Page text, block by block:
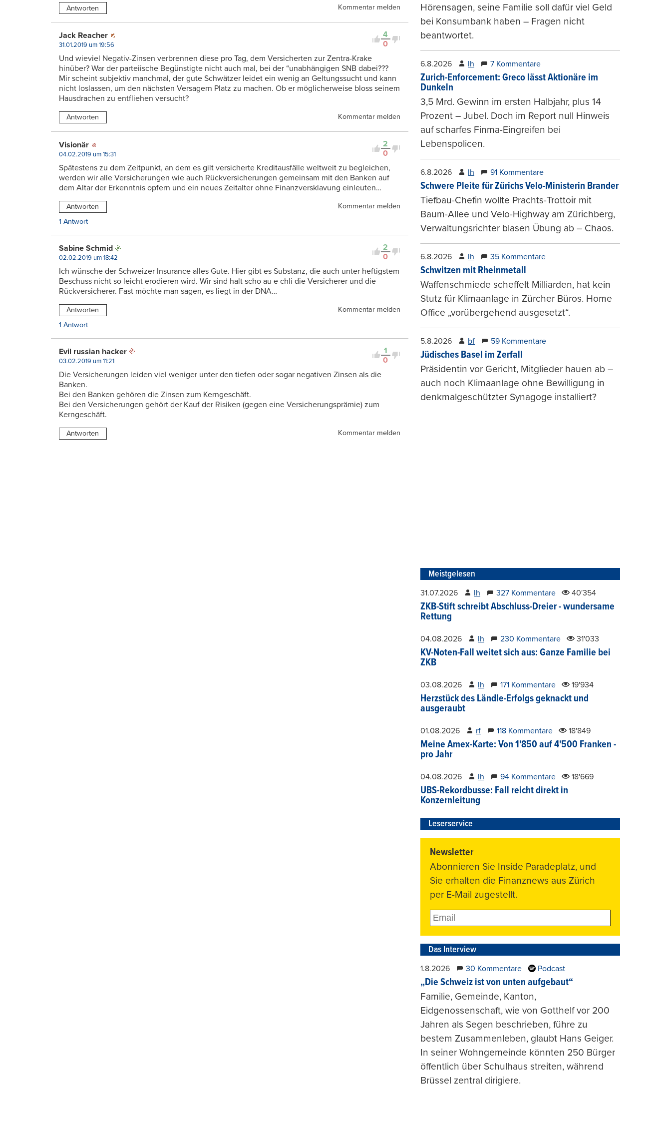
Antworten Kommentar melden
4
0
Jack Reacher
31.01.2019 um 19:56
Und wieviel Negativ-Zinsen verbrennen diese pro Tag, dem Versicherten zur Zentra-Krake
hinüber? War der parteiische Begünstigte nicht auch mal, bei der “unabhängigen SNB dabei???
Mir scheint subjektiv manchmal, der gute Schwätzer leidet ein wenig an Geltungssucht und kann
nicht loslassen, um den nächsten Versagern Platz zu machen. Ob er möglicherweise bloss seinem
Hausdrachen zu entfliehen versucht?
Antworten Kommentar melden
2
0
Visionär
04.02.2019 um 15:31
Spätestens zu dem Zeitpunkt, an dem es gilt versicherte Kreditausfälle weltweit zu begleichen,
werden wir alle Versicherungen wie auch Rückversicherungen gemeinsam mit den Banken auf
dem Altar der Erkenntnis opfern und ein neues Zeitalter ohne Finanzversklavung einleuten…
Antworten
Kommentar melden
1 Antwort
2
0
Sabine Schmid
02.02.2019 um 18:42
Ich wünsche der Schweizer Insurance alles Gute. Hier gibt es Substanz, die auch unter heftigstem
Beschuss nicht so leicht erodieren wird. Wir sind halt scho au e chli die Versicherer und die
Rückversicherer. Fast möchte man sagen, es liegt in der DNA…
Antworten
Kommentar melden
1 Antwort
1
0
Evil russian hacker
03.02.2019 um 11:21
Die Versicherungen leiden viel weniger unter den tiefen oder sogar negativen Zinsen als die
Banken.
Bei den Banken gehören die Zinsen zum Kerngeschäft.
Bei den Versicherungen gehört der Kauf der Risiken (gegen eine Versicherungsprämie) zum
Kerngeschäft.
Antworten Kommentar melden
Hörensagen, seine Familie soll dafür viel Geld
bei Konsumbank haben – Fragen nicht
beantwortet.
6.8.2026 lh 7 Kommentare
Zurich-Enforcement: Greco lässt Aktionäre im
Dunkeln
3,5 Mrd. Gewinn im ersten Halbjahr, plus 14
Prozent – Jubel. Doch im Report null Hinweis
auf scharfes Finma-Eingreifen bei
Lebenspolicen.
6.8.2026 lh 91 Kommentare
Schwere Pleite für Zürichs Velo-Ministerin Brander
Tiefbau-Chefin wollte Prachts-Trottoir mit
Baum-Allee und Velo-Highway am Zürichberg,
Verwaltungsrichter blasen Übung ab – Chaos.
6.8.2026 lh 35 Kommentare
Schwitzen mit Rheinmetall
Waffenschmiede scheffelt Milliarden, hat kein
Stutz für Klimaanlage in Zürcher Büros. Home
Office „vorübergehend ausgesetzt“.
5.8.2026 bf 59 Kommentare
Jüdisches Basel im Zerfall
Präsidentin vor Gericht, Mitglieder hauen ab –
auch noch Klimaanlage ohne Bewilligung in
denkmalgeschützter Synagoge installiert?
Meistgelesen
31.07.2026 lh 327 Kommentare 40'354
ZKB-Stift schreibt Abschluss-Dreier - wundersame
Rettung
04.08.2026 lh 230 Kommentare 31'033
KV-Noten-Fall weitet sich aus: Ganze Familie bei
ZKB
03.08.2026 lh 171 Kommentare 19'934
Herzstück des Ländle-Erfolgs geknackt und
ausgeraubt
01.08.2026 rf 118 Kommentare 18'849
Meine Amex-Karte: Von 1'850 auf 4'500 Franken -
pro Jahr
04.08.2026 lh 94 Kommentare 18'669
UBS-Rekordbusse: Fall reicht direkt in
Konzernleitung
Leserservice
Newsletter
Abonnieren Sie Inside Paradeplatz, und
Sie erhalten die Finanznews aus Zürich
per E-Mail zugestellt.
Das Interview
1.8.2026 30 Kommentare Podcast
„Die Schweiz ist von unten aufgebaut“
Familie, Gemeinde, Kanton,
Eidgenossenschaft, wie von Gotthelf vor 200
Jahren als Segen beschrieben, führe zu
bestem Zusammenleben, glaubt Hans Geiger.
In seiner Wohngemeinde könnten 250 Bürger
öffentlich über Schulhaus streiten, während
Brüssel zentral dirigiere.